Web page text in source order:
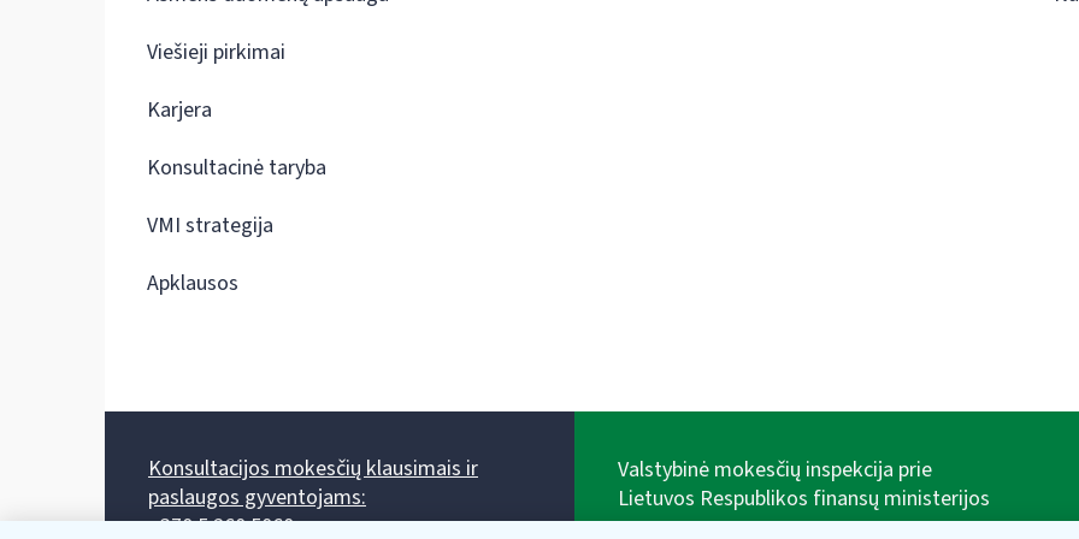
Viešieji pirkimai
Karjera
Konsultacinė taryba
VMI strategija
Apklausos
Konsultacijos mokesčių klausimais ir
paslaugos gyventojams:
+370 5 260 5060
Valstybinė mokesčių inspekcija prie
Lietuvos Respublikos finansų ministerijos